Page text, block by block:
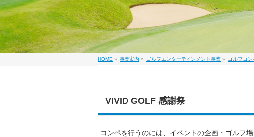
HOME » 事業案内 » ゴルフエンターテインメント事業 » ゴルフコン
VIVID GOLF 感謝祭
コンペを行うのには、イベントの企画・ゴルフ